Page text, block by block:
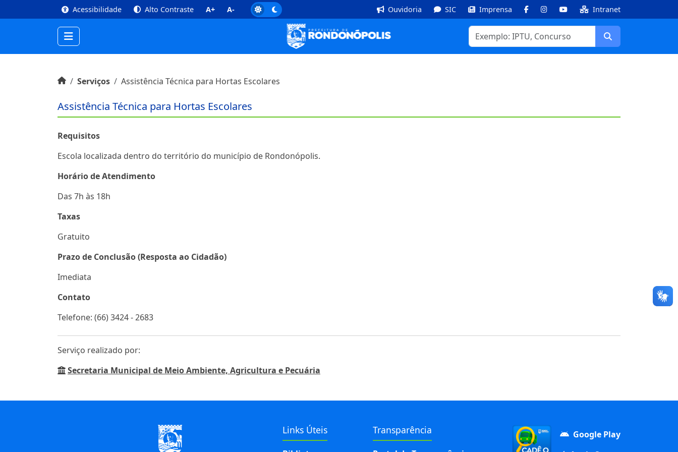
Conteúdo [1] Menu Principal [2] Busca [3] Rodapé [4]
Acessibilidade Alto Contraste A+ A- Ouvidoria SIC Imprensa FacebookInstagramYoutube Intranet
Buscar
Início do conteúdoInícioServiços Assistência Técnica para Hortas Escolares
Assistência Técnica para Hortas Escolares
Requisitos
Escola localizada dentro do território do município de Rondonópolis.
Horário de Atendimento
Das 7h às 18h
Taxas
Gratuito
Prazo de Conclusão (Resposta ao Cidadão)
Imediata
Contato
Telefone: (66) 3424 - 2683
Serviço realizado por:
Secretaria Municipal de Meio Ambiente, Agricultura e Pecuária
Links Úteis Transparência
Google Play